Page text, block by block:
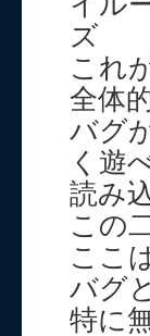
ズ
これ
全体
バグ
く遊
読み
この
ここ
バグ
特に